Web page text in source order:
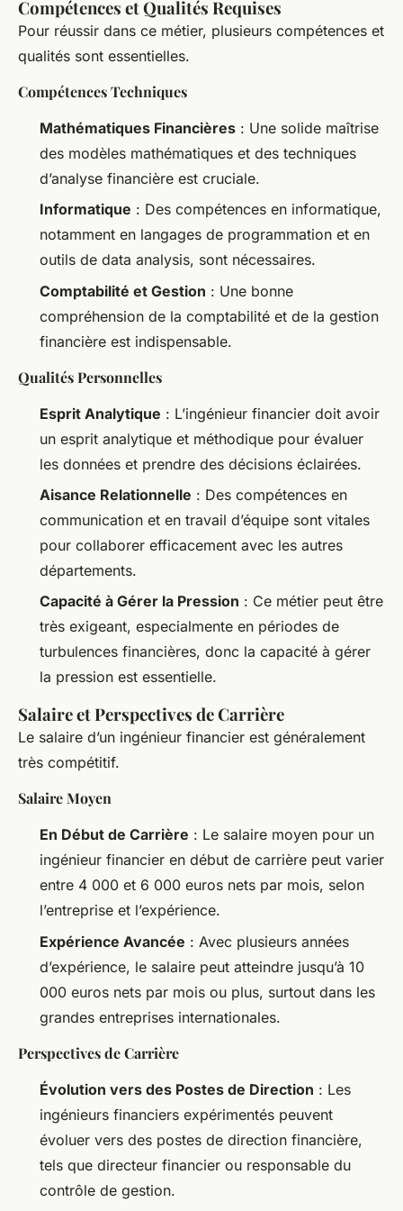
Compétences et Qualités Requises
Pour réussir dans ce métier, plusieurs compétences et
qualités sont essentielles.
Compétences Techniques
Mathématiques Financières : Une solide maîtrise
des modèles mathématiques et des techniques
d’analyse financière est cruciale.
Informatique : Des compétences en informatique,
notamment en langages de programmation et en
outils de data analysis, sont nécessaires.
Comptabilité et Gestion : Une bonne
compréhension de la comptabilité et de la gestion
financière est indispensable.
Qualités Personnelles
Esprit Analytique : L’ingénieur financier doit avoir
un esprit analytique et méthodique pour évaluer
les données et prendre des décisions éclairées.
Aisance Relationnelle : Des compétences en
communication et en travail d’équipe sont vitales
pour collaborer efficacement avec les autres
départements.
Capacité à Gérer la Pression : Ce métier peut être
très exigeant, especialmente en périodes de
turbulences financières, donc la capacité à gérer
la pression est essentielle.
Salaire et Perspectives de Carrière
Le salaire d’un ingénieur financier est généralement
très compétitif.
Salaire Moyen
En Début de Carrière : Le salaire moyen pour un
ingénieur financier en début de carrière peut varier
entre 4 000 et 6 000 euros nets par mois, selon
l’entreprise et l’expérience.
Expérience Avancée : Avec plusieurs années
d’expérience, le salaire peut atteindre jusqu’à 10
000 euros nets par mois ou plus, surtout dans les
grandes entreprises internationales.
Perspectives de Carrière
Évolution vers des Postes de Direction : Les
ingénieurs financiers expérimentés peuvent
évoluer vers des postes de direction financière,
tels que directeur financier ou responsable du
contrôle de gestion.